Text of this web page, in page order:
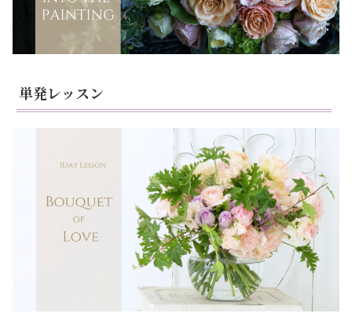
単発レッスン